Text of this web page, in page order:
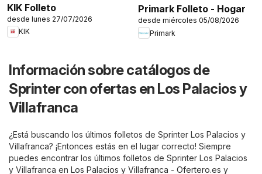
KIK Folleto
desde lunes 27/07/2026
KIK
Primark Folleto - Hogar
desde miércoles 05/08/2026
Primark
Información sobre catálogos de
Sprinter con ofertas en Los Palacios y
Villafranca
¿Está buscando los últimos folletos de Sprinter Los Palacios y
Villafranca? ¡Entonces estás en el lugar correcto! Siempre
puedes encontrar los últimos folletos de Sprinter Los Palacios
y Villafranca en Los Palacios y Villafranca - Ofertero.es y